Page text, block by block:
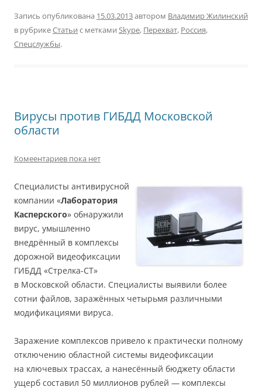
Запись опубликована 15.03.2013автором Владимир Жилинский
в рубрикеСтатьи с метками Skype, Перехват, Россия,
Спецслужбы.
Вирусы против ГИБДД Московской
области
Комеентариев пока нет
Специалисты антивирусной
компании «Лаборатория
Касперского» обнаружили
вирус, умышленно
внедрённый в комплексы
дорожной видеофиксации
ГИБДД «Стрелка-СТ»
в Московской области. Специалисты выявили более
сотни файлов, заражённых четырьмя различными
модификациями вируса.
Заражение комплексов привело к практически полному
отключению областной системы видеофиксации
на ключевых трассах, а нанесённый бюджету области
ущерб составил 50 миллионов рублей — комплексы